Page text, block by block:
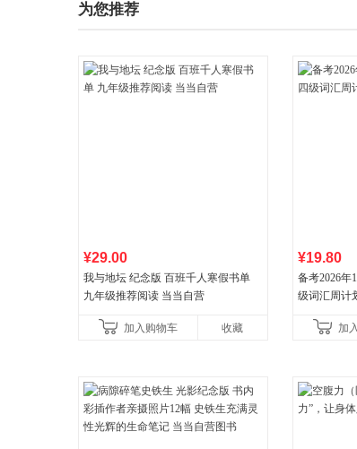
为您推荐
¥29.00
我与地坛 纪念版 百班千人寒假书单
九年级推荐阅读 当当自营
加入购物车 收藏
¥19.80
备考2026年
级词汇周计
加